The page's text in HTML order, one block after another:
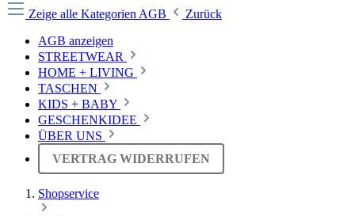
Zeige alle Kategorien AGB
Zurück
AGB anzeigen
STREETWEAR
HOME + LIVING
TASCHEN
KIDS + BABY
GESCHENKIDEE
ÜBER UNS
VERTRAG WIDERRUFEN
Shopservice